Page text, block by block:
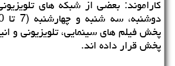
كاراموند: بعضی از شبكه های
پخش فیلم های سینمایی، تلویزیونی و
پخش قرار داده اند.